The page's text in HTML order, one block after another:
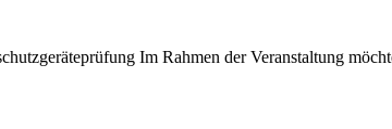
Im Rahmen der Veranstaltung